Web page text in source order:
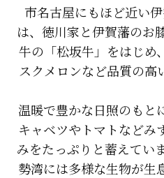
市名古屋にもほど近い
は、徳川家と伊賀藩のお
牛の「松坂牛」をはじめ
スクメロンなど品質の高
温暖で豊かな日照のもと
キャベツやトマトなどみ
みをたっぷりと蓄えてい
勢湾には多様な生物が生